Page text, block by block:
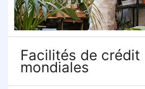
Facilités de crédit
mondiales